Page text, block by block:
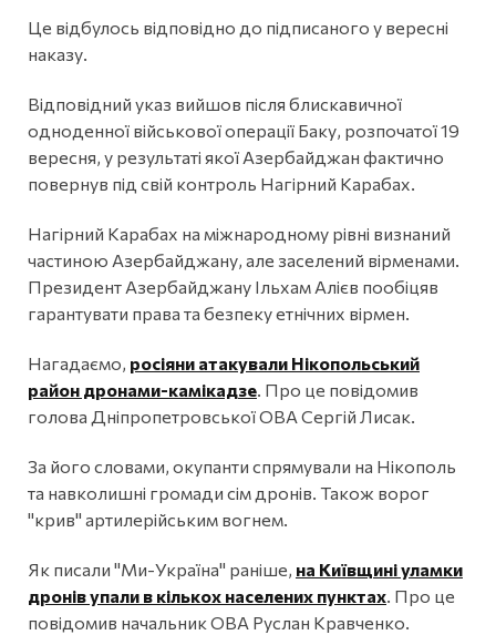
Це відбулось відповідно до підписаного у вересні
наказу.
Відповідний указ вийшов після блискавичної
одноденної військової операції Баку, розпочатої 19
вересня, у результаті якої Азербайджан фактично
повернув під свій контроль Нагірний Карабах.
Нагірний Карабах на міжнародному рівні визнаний
частиною Азербайджану, але заселений вірменами.
Президент Азербайджану Ільхам Алієв пообіцяв
гарантувати права та безпеку етнічних вірмен.
Нагадаємо, росіяни атакували Нікопольський
район дронами-камікадзе . Про це повідомив
голова Дніпропетровської ОВА Сергій Лисак.
За його словами, окупанти спрямували на Нікополь
та навколишні громади сім дронів. Також ворог
"крив" артилерійським вогнем.
Як писали "Ми-Україна" раніше, на Київщині уламки
дронів упали в кількох населених пунктах . Про це
повідомив начальник ОВА Руслан Кравченко.